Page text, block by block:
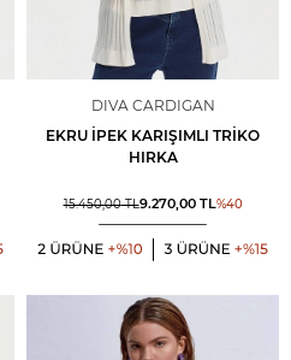
DIVA CARDIGAN
EKRU İPEK KARIŞIMLI TRIKO
HIRKA
15.450,00TL9.270,00TL%40